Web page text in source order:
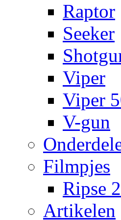
Raptor
Seeker
Viper
Viper
V-gun
Filmpjes
Ripse
Artikelen